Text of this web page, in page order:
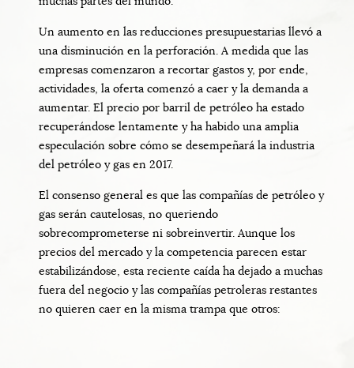
Un aumento en las reducciones presupuestarias llevó a
una disminución en la perforación. A medida que las
empresas comenzaron a recortar gastos y, por ende,
actividades, la oferta comenzó a caer y la demanda a
aumentar. El precio por barril de petróleo ha estado
recuperándose lentamente y ha habido una amplia
especulación sobre cómo se desempeñará la industria
del petróleo y gas en 2017.
El consenso general es que las compañías de petróleo y
gas serán cautelosas, no queriendo
sobrecomprometerse ni sobreinvertir. Aunque los
precios del mercado y la competencia parecen estar
estabilizándose, esta reciente caída ha dejado a muchas
fuera del negocio y las compañías petroleras restantes
no quieren caer en la misma trampa que otros: